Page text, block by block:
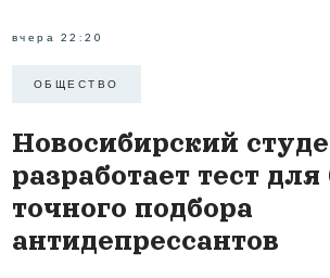
вчера 22:20
ОБЩЕСТВО
Новосибирский
разработает тест для
точного подбора
антидепрессантов